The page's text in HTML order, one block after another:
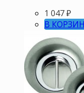
1 047₽
В